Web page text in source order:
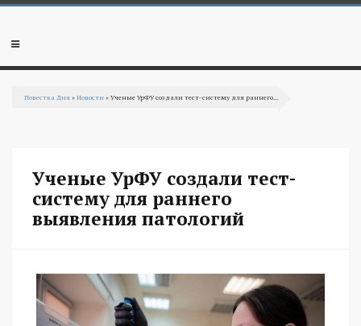
Перейти к основному содержанию
Мобильное
Повестка Дня »Новости » Ученые УрФУ создали тест-систему для раннего...
Ученые УрФУ создали тест-
систему для раннего
выявления патологий